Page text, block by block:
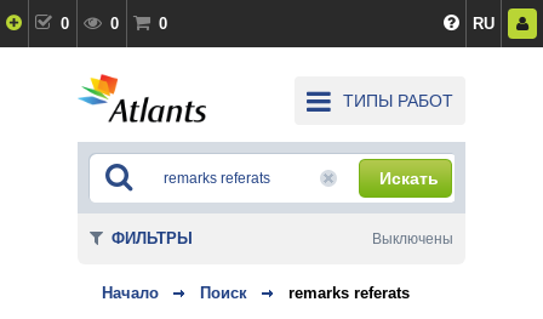
0 0 0 RU
ТИПЫ РАБОТ
Искать
Начало Поиск remarks referats
ФИЛЬТРЫ Выключены